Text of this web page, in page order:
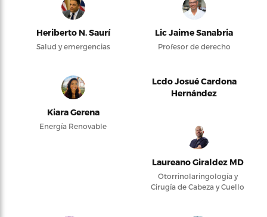
Heriberto N. Saurí
Salud y emergencias
Lic Jaime Sanabria
Profesor de derecho
Kiara Gerena
Energía Renovable
Lcdo Josué Cardona
Hernández
Laureano Giraldez MD
Otorrinolaringología y
Cirugía de Cabeza y Cuello